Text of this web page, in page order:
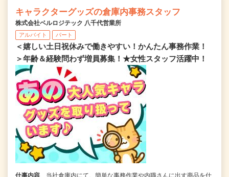
キャラクターグッズの倉庫内事務スタッフ
株式会社ベルロジテック 八千代営業所
アルバイト パート
＜嬉しい土日祝休みで働きやすい！かんたん事務作業！
＞年齢＆経験問わず増員募集！★女性スタッフ活躍中！
仕事内容
当社倉庫内にて、簡単な事務作業や内職さんに出す商品を仕